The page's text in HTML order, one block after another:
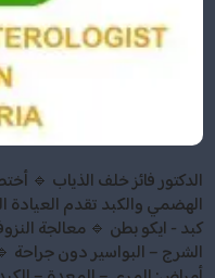
الدكتور فائز خلف الذياب 🔹
الهضمي والكبد تقدم العيادة
كبد - ايكو بطن 🔹 معالجة
الشرج – البواسير دون